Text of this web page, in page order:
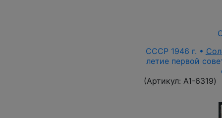
СССР 1946 г. •
летие первой
(Артикул: A1-6319)